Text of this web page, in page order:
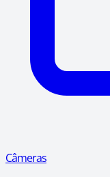
Câmeras